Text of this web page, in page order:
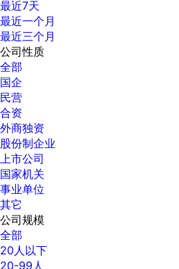
最近7天
最近一个月
最近三个月
公司性质
全部
国企
民营
合资
外商独资
股份制企业
上市公司
国家机关
事业单位
其它
公司规模
全部
20人以下
20-99人